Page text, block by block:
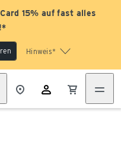
15% auf fast alles
Hinweis*